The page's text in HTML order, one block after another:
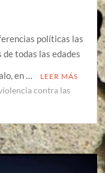
políticas las
todas las edades
en …
LEER MÁS
contra las